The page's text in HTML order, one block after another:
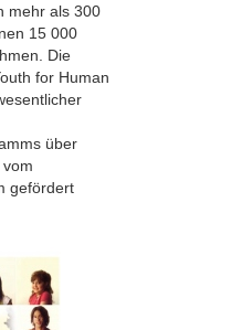
mehr als 300
15 000
Die
for Human
über
gefördert